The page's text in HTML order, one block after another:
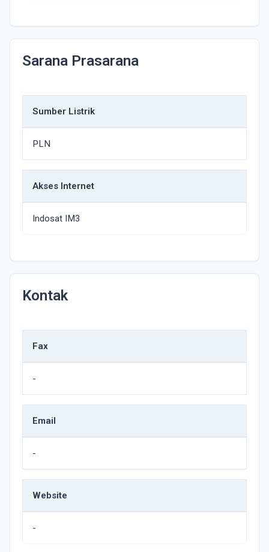
Sarana Prasarana
Sumber Listrik
PLN
Akses Internet
Indosat IM3
Kontak
Fax
-
Email
-
Website
-